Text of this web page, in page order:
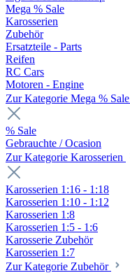
Mega % Sale
Karosserien
Zubehör
Ersatzteile - Parts
Reifen
RC Cars
Motoren - Engine
Zur Kategorie Mega % Sale
% Sale
Gebrauchte / Ocasion
Zur Kategorie Karosserien
Karosserien 1:16 - 1:18
Karosserien 1:10 - 1:12
Karosserien 1:8
Karosserien 1:5 - 1:6
Karosserie Zubehör
Karosserien 1:7
Zur Kategorie Zubehör